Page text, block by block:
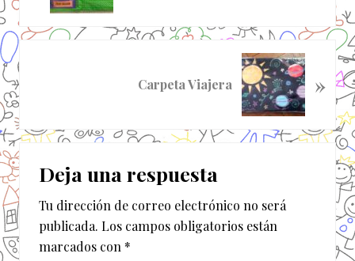
a
t
o
i
Carpeta Viajera »
Interacciones
con
los
lectores
Deja una respuesta
Tu dirección de correo electrónico no será
publicada. Los campos obligatorios están
marcados con *